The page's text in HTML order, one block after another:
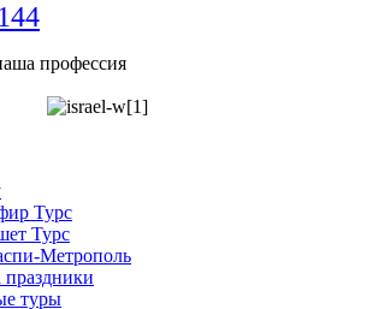
профессия
Турс
Турс
Метрополь
туры